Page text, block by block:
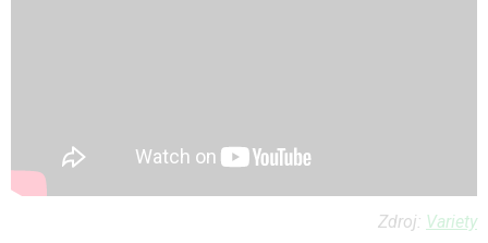
Zdroj: Variety